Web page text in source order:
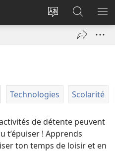
Changer
langue
Se
connecter
sur
JW.ORG
Technologies Scolarité
de détente peuvent
t’épuiser ! Apprends
ton temps de loisir et en